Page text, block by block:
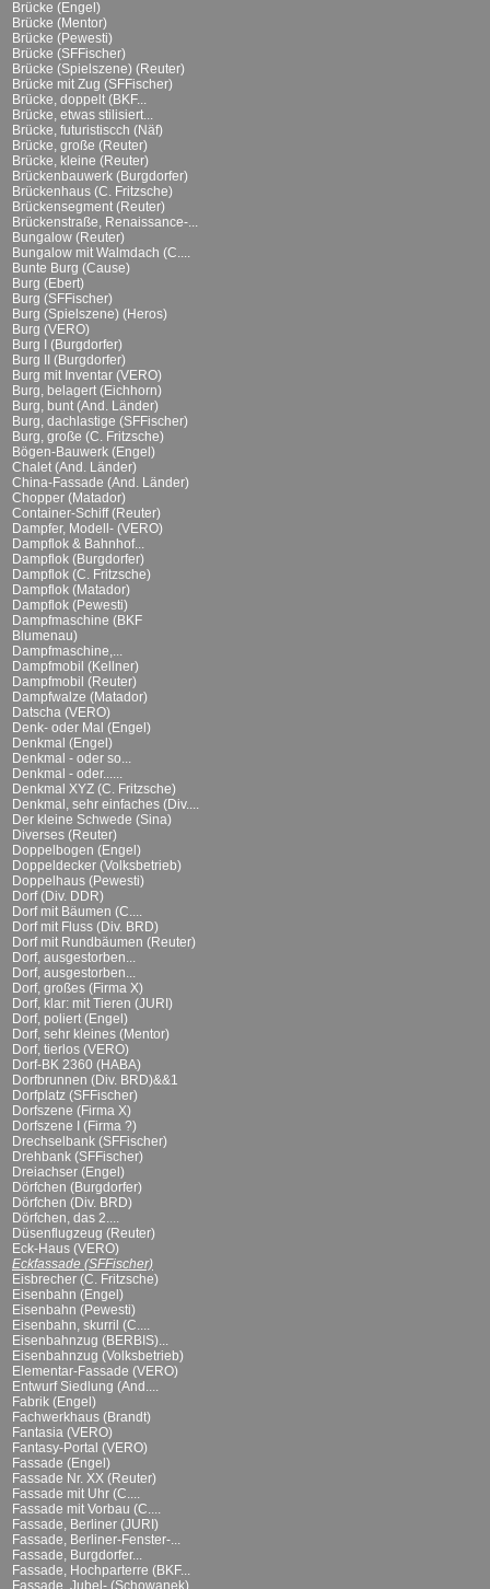
Brücke (Engel)
Brücke (Mentor)
Brücke (Pewesti)
Brücke (SFFischer)
Brücke (Spielszene) (Reuter)
Brücke mit Zug (SFFischer)
Brücke, doppelt (BKF...
Brücke, etwas stilisiert...
Brücke, futuristiscch (Näf)
Brücke, große (Reuter)
Brücke, kleine (Reuter)
Brückenbauwerk (Burgdorfer)
Brückenhaus (C. Fritzsche)
Brückensegment (Reuter)
Brückenstraße, Renaissance-...
Bungalow (Reuter)
Bungalow mit Walmdach (C....
Bunte Burg (Cause)
Burg (Ebert)
Burg (SFFischer)
Burg (Spielszene) (Heros)
Burg (VERO)
Burg I (Burgdorfer)
Burg II (Burgdorfer)
Burg mit Inventar (VERO)
Burg, belagert (Eichhorn)
Burg, bunt (And. Länder)
Burg, dachlastige (SFFischer)
Burg, große (C. Fritzsche)
Bögen-Bauwerk (Engel)
Chalet (And. Länder)
China-Fassade (And. Länder)
Chopper (Matador)
Container-Schiff (Reuter)
Dampfer, Modell- (VERO)
Dampflok & Bahnhof...
Dampflok (Burgdorfer)
Dampflok (C. Fritzsche)
Dampflok (Matador)
Dampflok (Pewesti)
Dampfmaschine (BKF
Blumenau)
Dampfmaschine,...
Dampfmobil (Kellner)
Dampfmobil (Reuter)
Dampfwalze (Matador)
Datscha (VERO)
Denk- oder Mal (Engel)
Denkmal (Engel)
Denkmal - oder so...
Denkmal - oder......
Denkmal XYZ (C. Fritzsche)
Denkmal, sehr einfaches (Div....
Der kleine Schwede (Sina)
Diverses (Reuter)
Doppelbogen (Engel)
Doppeldecker (Volksbetrieb)
Doppelhaus (Pewesti)
Dorf (Div. DDR)
Dorf mit Bäumen (C....
Dorf mit Fluss (Div. BRD)
Dorf mit Rundbäumen (Reuter)
Dorf, ausgestorben...
Dorf, ausgestorben...
Dorf, großes (Firma X)
Dorf, klar: mit Tieren (JURI)
Dorf, poliert (Engel)
Dorf, sehr kleines (Mentor)
Dorf, tierlos (VERO)
Dorf-BK 2360 (HABA)
Dorfbrunnen (Div. BRD)&&1
Dorfplatz (SFFischer)
Dorfszene (Firma X)
Dorfszene I (Firma ?)
Drechselbank (SFFischer)
Drehbank (SFFischer)
Dreiachser (Engel)
Dörfchen (Burgdorfer)
Dörfchen (Div. BRD)
Dörfchen, das 2....
Düsenflugzeug (Reuter)
Eck-Haus (VERO)
Eckfassade (SFFischer)
Eisbrecher (C. Fritzsche)
Eisenbahn (Engel)
Eisenbahn (Pewesti)
Eisenbahn, skurril (C....
Eisenbahnzug (BERBIS)...
Eisenbahnzug (Volksbetrieb)
Elementar-Fassade (VERO)
Entwurf Siedlung (And....
Fabrik (Engel)
Fachwerkhaus (Brandt)
Fantasia (VERO)
Fantasy-Portal (VERO)
Fassade (Engel)
Fassade Nr. XX (Reuter)
Fassade mit Uhr (C....
Fassade mit Vorbau (C....
Fassade, Berliner (JURI)
Fassade, Berliner-Fenster-...
Fassade, Burgdorfer...
Fassade, Hochparterre (BKF...
Fassade, Jubel- (Schowanek)